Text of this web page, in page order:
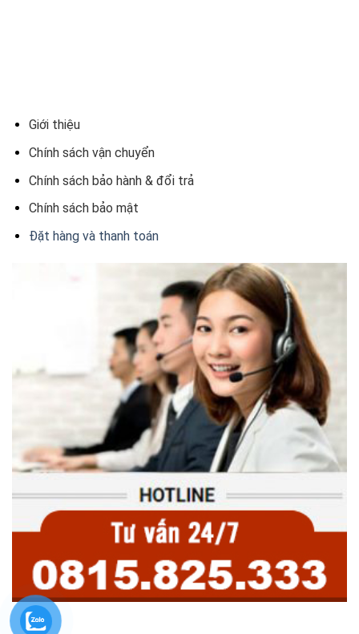
Giới thiệu
Chính sách vận chuyển
Chính sách bảo hành & đổi trả
Chính sách bảo mật
Đặt hàng và thanh toán